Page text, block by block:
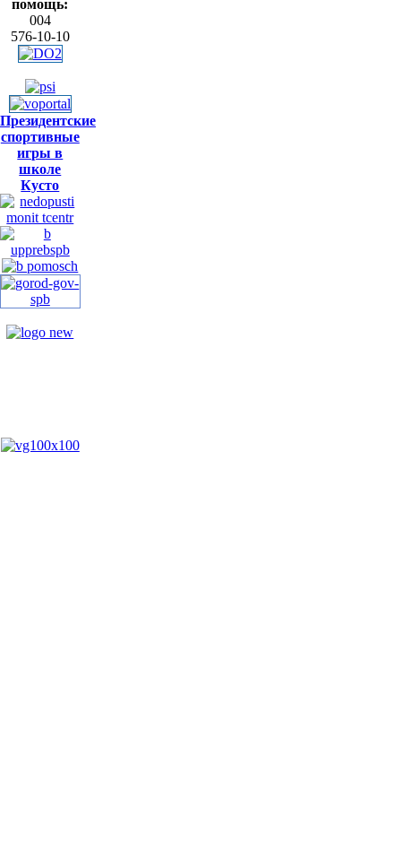
помощь:
004
576-10-10
Президентские
спортивные
игры в
школе
Кусто